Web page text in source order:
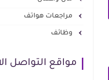
مراجعات هواتف
وظائف
مواقع التواصل